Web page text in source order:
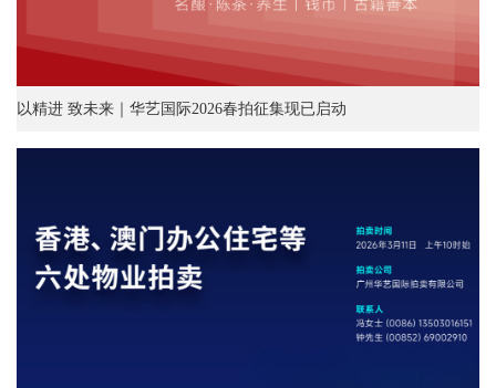
以精进 致未来｜华艺国际2026春拍征集现已启动